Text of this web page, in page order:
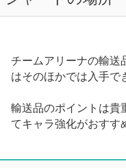
チームアリーナの輸送
はそのほかでは入手で
輸送品のポイントは貴
てキャラ強化がおすす